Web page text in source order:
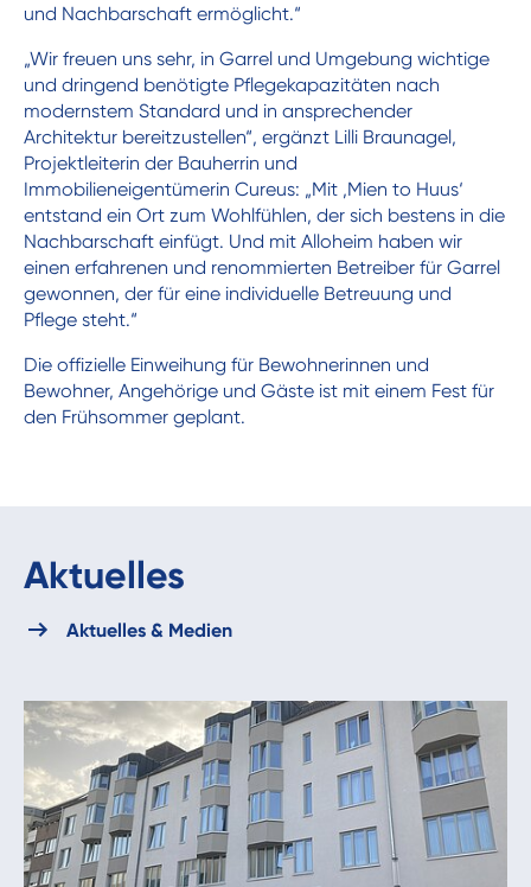
und Nachbarschaft ermöglicht.“
„Wir freuen uns sehr, in Garrel und Umgebung wichtige
und dringend benötigte Pflegekapazitäten nach
modernstem Standard und in ansprechender
Architektur bereitzustellen“, ergänzt Lilli Braunagel,
Projektleiterin der Bauherrin und
Immobilieneigentümerin Cureus: „Mit ‚Mien to Huus‘
entstand ein Ort zum Wohlfühlen, der sich bestens in die
Nachbarschaft einfügt. Und mit Alloheim haben wir
einen erfahrenen und renommierten Betreiber für Garrel
gewonnen, der für eine individuelle Betreuung und
Pflege steht.“
Die offizielle Einweihung für Bewohnerinnen und
Bewohner, Angehörige und Gäste ist mit einem Fest für
den Frühsommer geplant.
Aktuelles
Aktuelles & Medien